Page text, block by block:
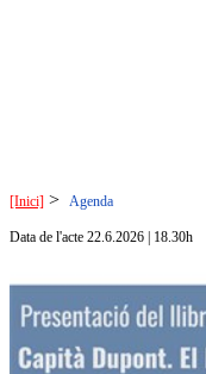
[Inici] > Agenda
Data de l'acte 22.6.2026 | 18.30h